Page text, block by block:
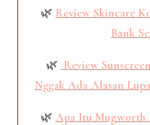
🌿 Review Skincare
Bank
🌿 Review
Nggak Ada Alasan
🌿 Apa Itu Mugworth